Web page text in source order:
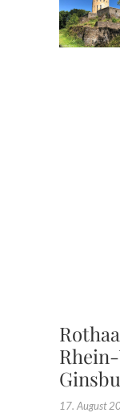
17. August